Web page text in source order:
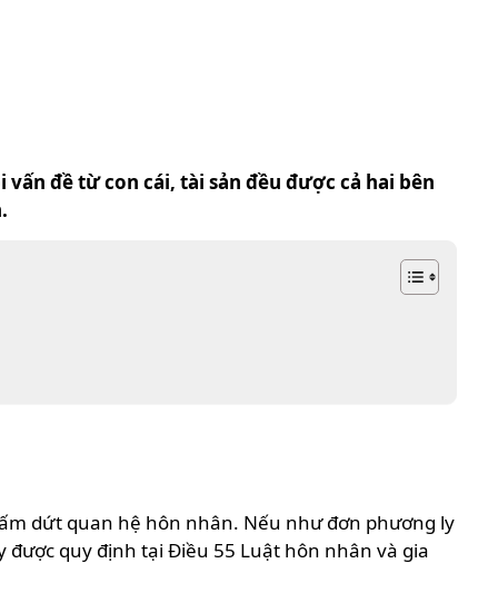
đề từ con cái, tài sản đều được cả hai bên
dứt quan hệ hôn nhân. Nếu như đơn phương ly
quy định tại Điều 55 Luật hôn nhân và gia